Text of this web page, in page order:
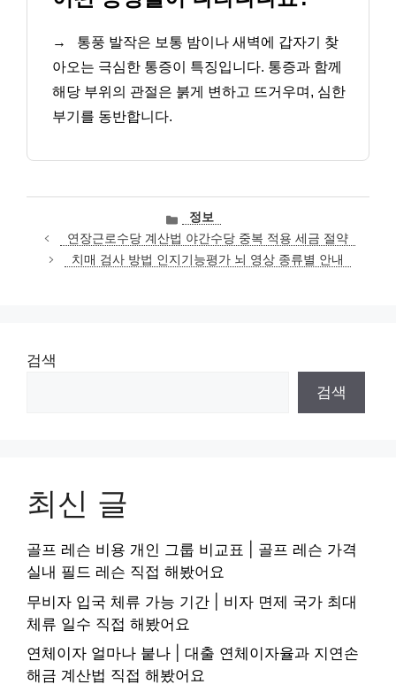
→
통풍 발작은 보통 밤이나 새벽에 갑자기 찾
아오는 극심한 통증이 특징입니다. 통증과 함께
해당 부위의 관절은 붉게 변하고 뜨거우며, 심한
부기를 동반합니다.
카
테
고
리
정보
연장근로수당 계산법 야간수당 중복 적용 세금 절약
치매 검사 방법 인지기능평가 뇌 영상 종류별 안내
검색
검색
최신 글
골프 레슨 비용 개인 그룹 비교표 | 골프 레슨 가격
실내 필드 레슨 직접 해봤어요
무비자 입국 체류 가능 기간 | 비자 면제 국가 최대
체류 일수 직접 해봤어요
연체이자 얼마나 붙나 | 대출 연체이자율과 지연손
해금 계산법 직접 해봤어요